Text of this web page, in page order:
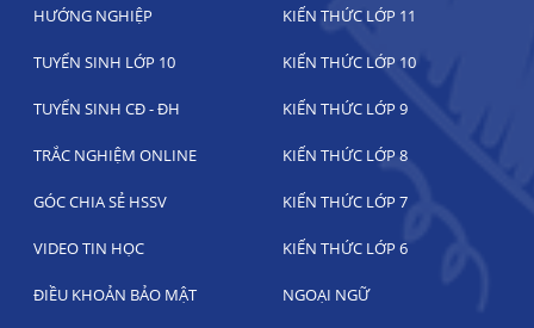
HƯỚNG NGHIỆP KIẾN THỨC LỚP 11
TUYỂN SINH LỚP 10 KIẾN THỨC LỚP 10
TUYỂN SINH CĐ - ĐH KIẾN THỨC LỚP 9
TRẮC NGHIỆM ONLINE KIẾN THỨC LỚP 8
GÓC CHIA SẺ HSSV KIẾN THỨC LỚP 7
VIDEO TIN HỌC KIẾN THỨC LỚP 6
ĐIỀU KHOẢN BẢO MẬT NGOẠI NGỮ